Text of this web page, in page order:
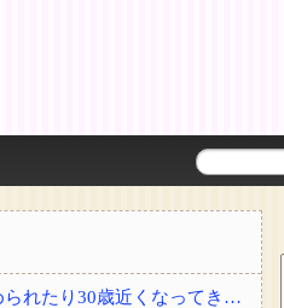
結婚して2年経った頃に夫が事故で他界した。3回忌の時、義実家に結婚を勧められたり30歳近くなってきて、このままでいいのかなとぼんやり思っていると・・・？